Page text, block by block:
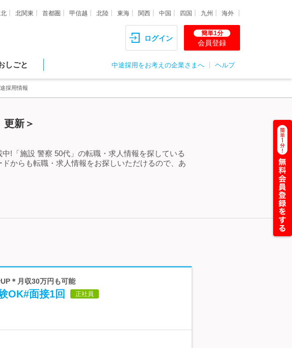
北関東 首都圏 甲信越 北陸 東海 関西 中国 四国 九州 海外
ログイン
簡単1分
会員登録
しごと 中途採用をお考えの企業さまへ ヘルプ
採用情報
新＞
!「施設 警察 50代」の転職・求人情報を探している
からも転職・求人情報をお探しいただけるので、あ
＊月収30万円も可能
OK#面接1回 正社員